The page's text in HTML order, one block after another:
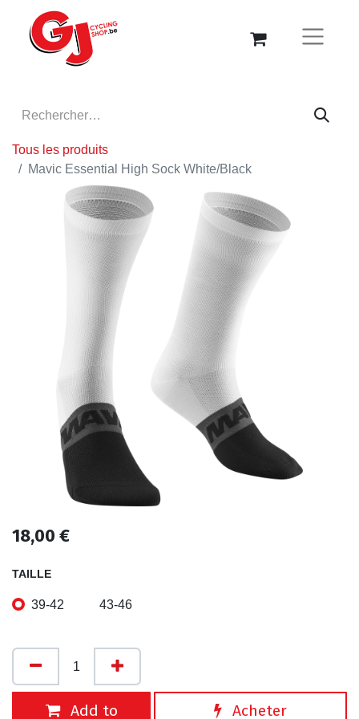
Tous les produits
Mavic Essential High Sock White/Black
18,00 €
TAILLE
39-42 43-46
Add to Acheter